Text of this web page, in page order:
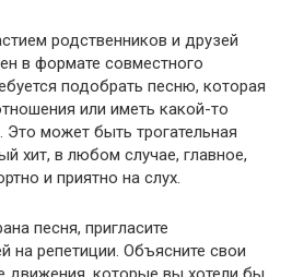
родственников и друзей
в формате совместного
подобрать песню, которая
или иметь какой-то
может быть трогательная
хит, в любом случае, главное,
и приятно на слух.
песня, пригласите
на репетиции. Объясните свои